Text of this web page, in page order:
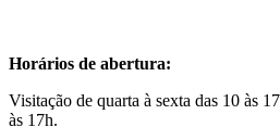
Horários de abertura:
Visitação de quarta à sexta das 10 às
às 17h.